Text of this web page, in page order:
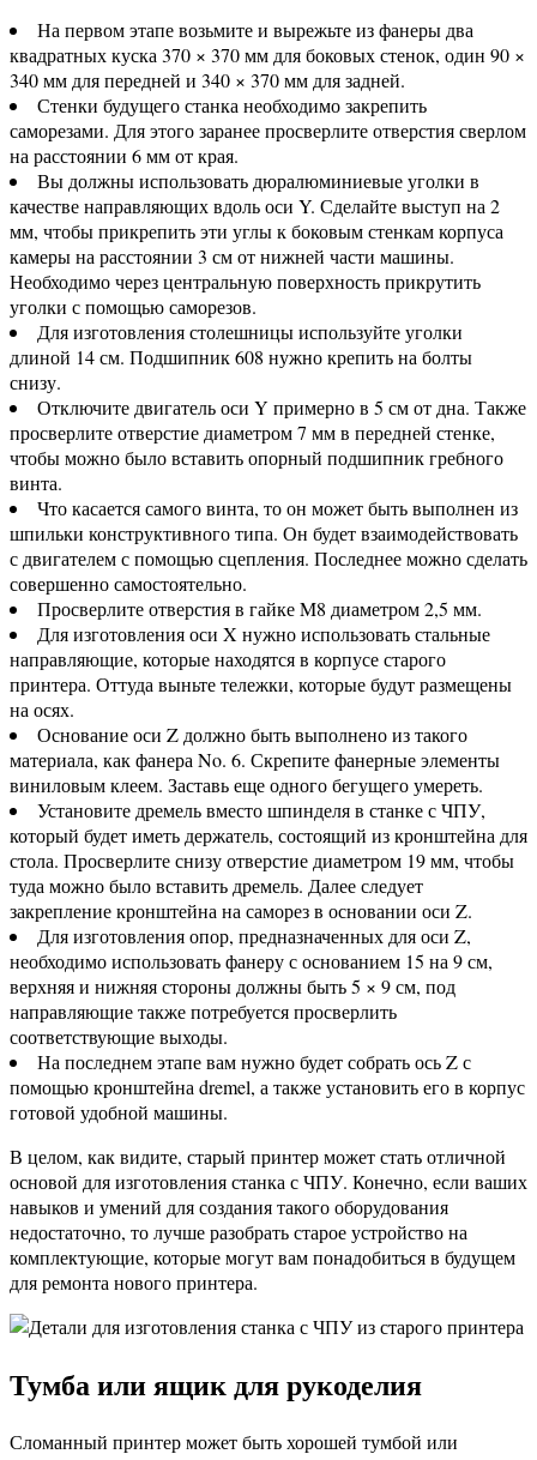
На первом этапе возьмите и вырежьте из фанеры два
квадратных куска 370 × 370 мм для боковых стенок, один 90 ×
340 мм для передней и 340 × 370 мм для задней.
Стенки будущего станка необходимо закрепить
саморезами. Для этого заранее просверлите отверстия сверлом
на расстоянии 6 мм от края.
Вы должны использовать дюралюминиевые уголки в
качестве направляющих вдоль оси Y. Сделайте выступ на 2
мм, чтобы прикрепить эти углы к боковым стенкам корпуса
камеры на расстоянии 3 см от нижней части машины.
Необходимо через центральную поверхность прикрутить
уголки с помощью саморезов.
Для изготовления столешницы используйте уголки
длиной 14 см. Подшипник 608 нужно крепить на болты
снизу.
Отключите двигатель оси Y примерно в 5 см от дна. Также
просверлите отверстие диаметром 7 мм в передней стенке,
чтобы можно было вставить опорный подшипник гребного
винта.
Что касается самого винта, то он может быть выполнен из
шпильки конструктивного типа. Он будет взаимодействовать
с двигателем с помощью сцепления. Последнее можно сделать
совершенно самостоятельно.
Просверлите отверстия в гайке M8 диаметром 2,5 мм.
Для изготовления оси X нужно использовать стальные
направляющие, которые находятся в корпусе старого
принтера. Оттуда выньте тележки, которые будут размещены
на осях.
Основание оси Z должно быть выполнено из такого
материала, как фанера No. 6. Скрепите фанерные элементы
виниловым клеем. Заставь еще одного бегущего умереть.
Установите дремель вместо шпинделя в станке с ЧПУ,
который будет иметь держатель, состоящий из кронштейна для
стола. Просверлите снизу отверстие диаметром 19 мм, чтобы
туда можно было вставить дремель. Далее следует
закрепление кронштейна на саморез в основании оси Z.
Для изготовления опор, предназначенных для оси Z,
необходимо использовать фанеру с основанием 15 на 9 см,
верхняя и нижняя стороны должны быть 5 × 9 см, под
направляющие также потребуется просверлить
соответствующие выходы.
На последнем этапе вам нужно будет собрать ось Z с
помощью кронштейна dremel, а также установить его в корпус
готовой удобной машины.
В целом, как видите, старый принтер может стать отличной
основой для изготовления станка с ЧПУ. Конечно, если ваших
навыков и умений для создания такого оборудования
недостаточно, то лучше разобрать старое устройство на
комплектующие, которые могут вам понадобиться в будущем
для ремонта нового принтера.
Тумба или ящик для рукоделия
Сломанный принтер может быть хорошей тумбой или